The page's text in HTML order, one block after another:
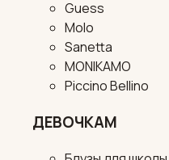
Guess
Molo
Sanetta
MONIKAMO
Piccino Bellino
ДЕВОЧКАМ